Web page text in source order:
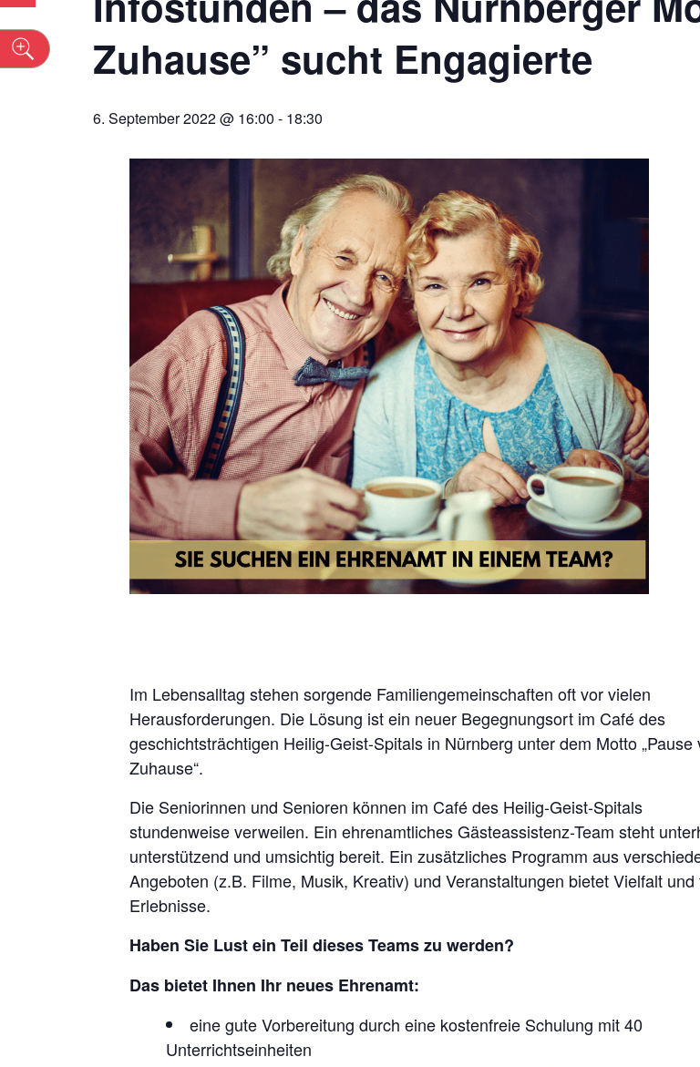
Zuhause” sucht Engagierte
6. September 2022 @ 16:00 - 18:30
Im Lebensalltag stehen sorgende Familiengemeinschaften oft vor vielen
Herausforderungen. Die Lösung ist ein neuer Begegnungsort im Café des
geschichtsträchtigen Heilig-Geist-Spitals in Nürnberg unter dem Motto „Pause
Zuhause“.
Die Seniorinnen und Senioren können im Café des Heilig-Geist-Spitals
stundenweise verweilen. Ein ehrenamtliches Gästeassistenz-Team steht
unterstützend und umsichtig bereit. Ein zusätzliches Programm aus
Angeboten (z.B. Filme, Musik, Kreativ) und Veranstaltungen bietet Vielfalt und
Erlebnisse.
Haben Sie Lust ein Teil dieses Teams zu werden?
Das bietet Ihnen Ihr neues Ehrenamt:
eine gute Vorbereitung durch eine kostenfreie Schulung mit 40
Unterrichtseinheiten